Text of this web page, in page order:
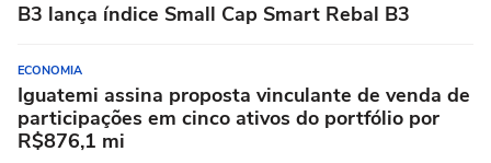
B3 lança índice Small Cap Smart Rebal B3
ECONOMIA
Iguatemi assina proposta vinculante de venda de
participações em cinco ativos do portfólio por
R$876,1 mi